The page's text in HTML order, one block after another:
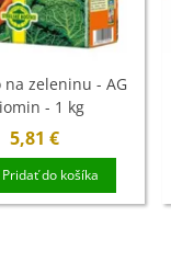
na zeleninu - AG
- 1 kg
5,81 €
Pridať do košíka